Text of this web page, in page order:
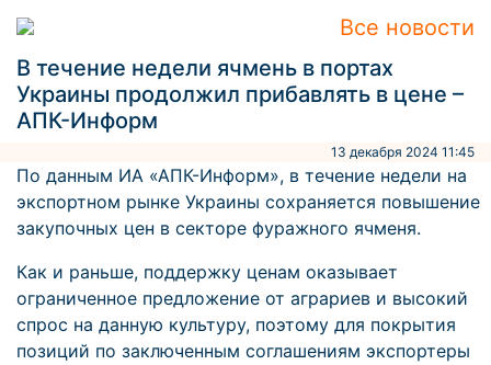
Все новости
В течение недели ячмень в портах
Украины продолжил прибавлять в цене –
АПК-Информ
13 декабря 2024 11:45
По данным ИА «АПК-Информ», в течение недели на
экспортном рынке Украины сохраняется повышение
закупочных цен в секторе фуражного ячменя.
Как и раньше, поддержку ценам оказывает
ограниченное предложение от аграриев и высокий
спрос на данную культуру, поэтому для покрытия
позиций по заключенным соглашениям экспортеры